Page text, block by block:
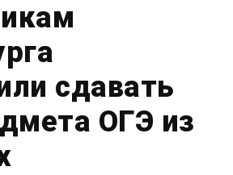
сдавать
ОГЭ из